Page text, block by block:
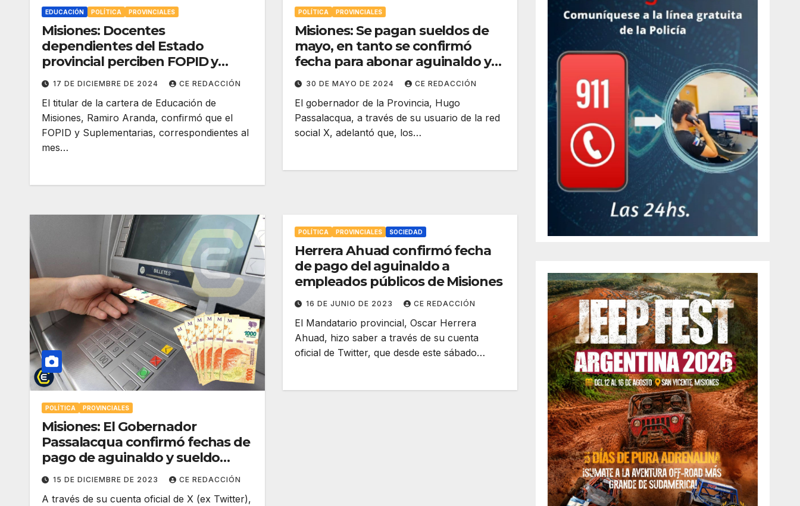
EDUCACIÓN POLÍTICA PROVINCIALES
Misiones: Docentes
dependientes del Estado
provincial perciben FOPID y
Suplementarias – Asueto
administrativo para días 24 y 31
17 DE DICIEMBRE DE 2024 CE REDACCIÓN
El titular de la cartera de Educación de
Misiones, Ramiro Aranda, confirmó que el
FOPID y Suplementarias, correspondientes al
mes…
POLÍTICA PROVINCIALES
Misiones: Se pagan sueldos de
mayo, en tanto se confirmó
fecha para abonar aguinaldo y
FOPID
30 DE MAYO DE 2024 CE REDACCIÓN
El gobernador de la Provincia, Hugo
Passalacqua, a través de su usuario de la red
social X, adelantó que, los…
POLÍTICA PROVINCIALES
Misiones: El Gobernador
Passalacqua confirmó fechas de
pago de aguinaldo y sueldo
diciembre a trabajadores del
Estado provincial
15 DE DICIEMBRE DE 2023 CE REDACCIÓN
A través de su cuenta oficial de X (ex Twitter),
POLÍTICA PROVINCIALES SOCIEDAD
Herrera Ahuad confirmó fecha
de pago del aguinaldo a
empleados públicos de Misiones
16 DE JUNIO DE 2023 CE REDACCIÓN
El Mandatario provincial, Oscar Herrera
Ahuad, hizo saber a través de su cuenta
oficial de Twitter, que desde este sábado…